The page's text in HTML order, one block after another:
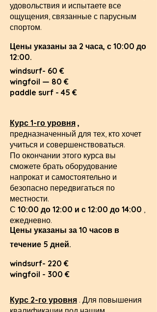
удовольствия и испытаете все
ощущения, связанные с парусным
спортом.
Цены указаны за 2 часа, с 10:00 до
12:00.
windsurf- 60 €
wingfoil — 80 €
paddle surf - 45 €
Курс 1-го уровня ,
предназначенный для тех, кто хочет
учиться и совершенствоваться.
По окончании этого курса вы
сможете брать оборудование
напрокат и самостоятельно и
безопасно передвигаться по
местности.
С 10:00 до 12:00 и с 12:00 до 14:00 ,
ежедневно.
windsurf- 220 €
wingfoil - 300 €
Цены указаны за 10 часов в
течение 5 дней.
Курс 2-го уровня . Для повышения